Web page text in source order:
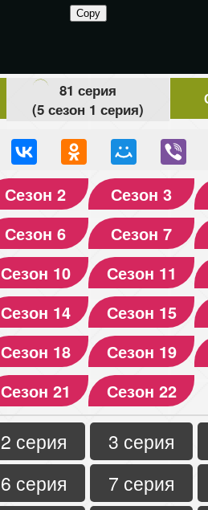
81 серия
(5 сезон 1 серия)
Сезон 2
Сезон 3
Сезон 6
Сезон 7
Сезон 10
Сезон 11
Сезон 14
Сезон 15
Сезон 18
Сезон 19
Сезон 21
Сезон 22
2 серия
3 серия
6 серия
7 серия